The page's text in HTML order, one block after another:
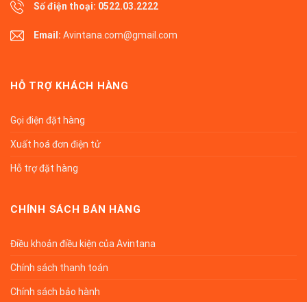
Số điện thoại: 0522.03.2222
Email: Avintana.com@gmail.com
HỖ TRỢ KHÁCH HÀNG
Gọi điện đặt hàng
Xuất hoá đơn điện tử
Hỗ trợ đặt hàng
CHÍNH SÁCH BÁN HÀNG
Điều khoản điều kiện của Avintana
Chính sách thanh toán
Chính sách bảo hành